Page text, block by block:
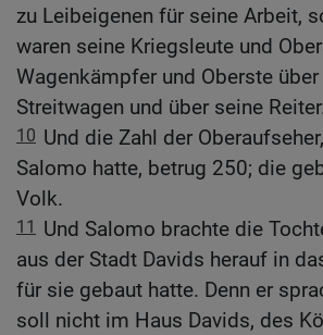
zu Leibeigenen für seine Arbeit,
waren seine Kriegsleute und
Wagenkämpfer und Oberste
Streitwagen und über seine
10 Und die Zahl der
Salomo hatte, betrug 250; die
Volk.
11
Und Salomo brachte die
aus der Stadt Davids herauf in
für sie gebaut hatte. Denn er
soll nicht im Haus Davids, des